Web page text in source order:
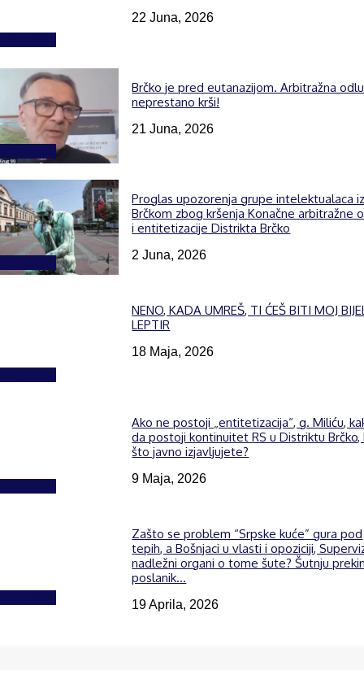
22 Juna, 2026
Brčko je pred eutanazijom. Arbitražna
neprestano krši!
21 Juna, 2026
Proglas upozorenja grupe intelektualaca
Brčkom zbog kršenja Konačne arbitražne
i entitetizacije Distrikta Brčko
2 Juna, 2026
NENO, KADA UMREŠ, TI ĆEŠ BITI MOJ
LEPTIR
18 Maja, 2026
Ako ne postoji „entitetizacija“, g. Miliću,
da postoji kontinuitet RS u Distriktu Brčko,
što javno izjavljujete?
9 Maja, 2026
Zašto se problem “Srpske kuće” gura pod
tepih, a Bošnjaci u vlasti i opoziciji,
nadležni organi o tome šute? Šutnju
poslanik...
19 Aprila, 2026